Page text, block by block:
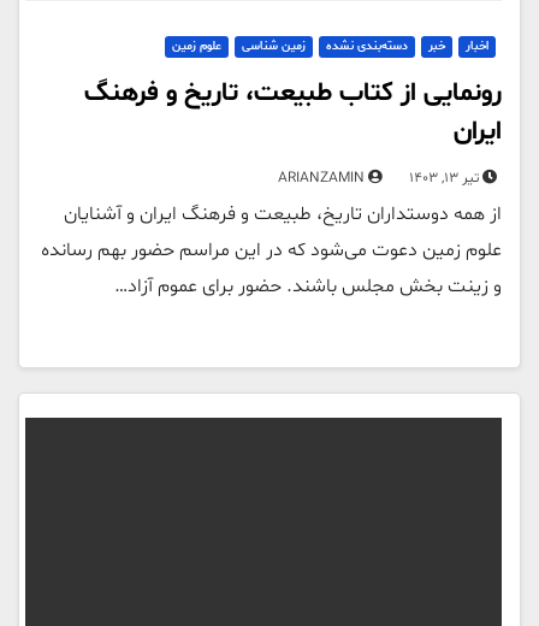
اخبار خبر دسته‌بندی نشده زمین شناسی علوم زمین
رونمایی از کتاب طبیعت، تاریخ و فرهنگ
ایران
تیر 13, 1403
از همه دوستداران تاریخ، طبیعت و فرهنگ ایران و آشنایان
علوم زمین دعوت می‌شود که در این مراسم حضور بهم رسانده
و زینت بخش مجلس باشند. حضور برای عموم آزاد…